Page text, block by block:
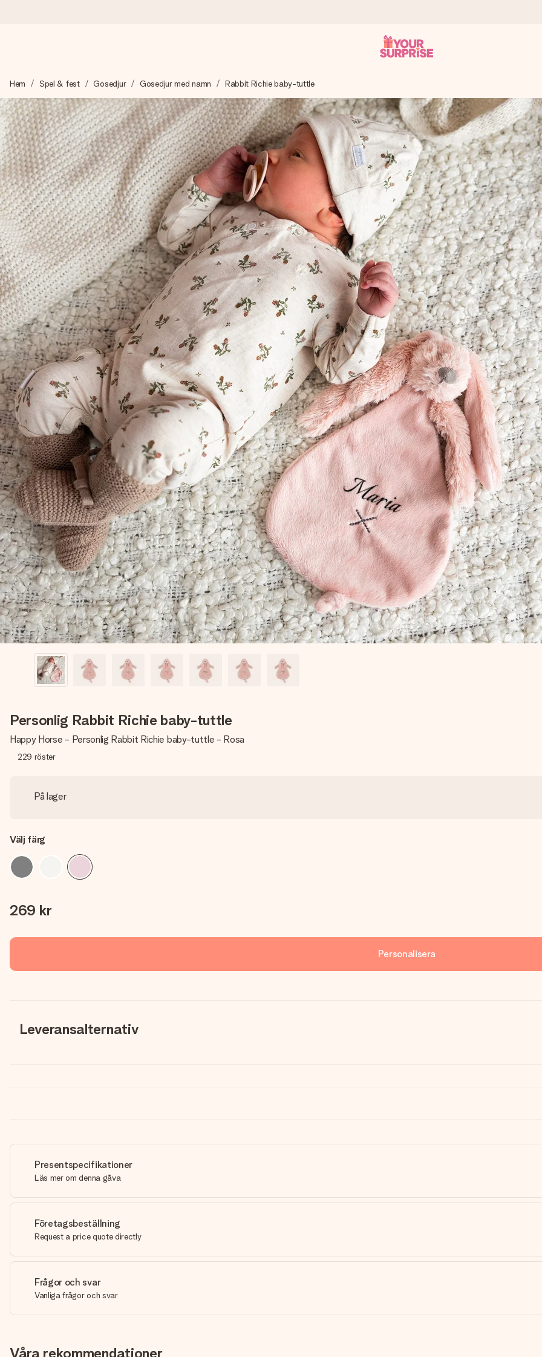
Vi skapar din gåva med omsorg och skickar den blixtsnabbt – så att du kan ge den i precis rätt tid, när det betyder som mest.
4,6 (baserat på +15 000 recensioner)
Våra gåvor inspirerar. Kunder ger oss 4,6 på Google Reviews.
Gratis hälsning
Skapa något unikt med bara några få steg – med hennes namn, ditt foto eller ett meddelande som verkligen berör hennes hjärta.
stunden.
Hem Spel & fest Gosedjur Gosedjur med namn Rabbit Richie baby-tuttle
Personlig Rabbit Richie baby-tuttle
Happy Horse - Personlig Rabbit Richie baby-tuttle - Rosa
229 röster
På lager
Välj färg
269 kr
Personalisera
Leveransalternativ
Presentspecifikationer
Läs mer om denna gåva
Företagsbeställning
Request a price quote directly
Frågor och svar
Vanliga frågor och svar
Våra rekommendationer